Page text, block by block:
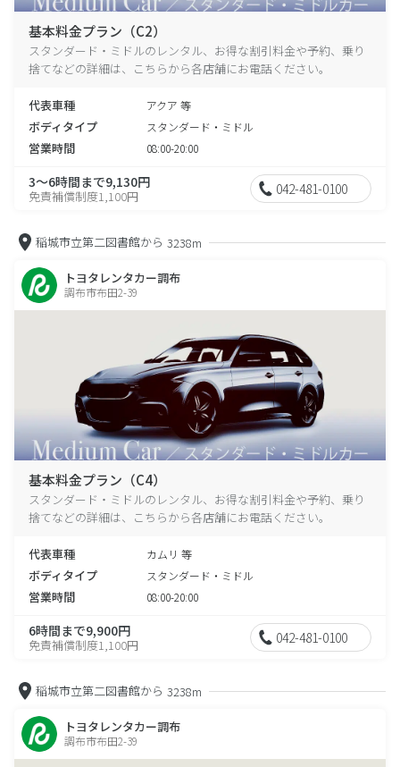
基本料金プラン（C2）
スタンダード・ミドルのレンタル、お得な割引料金や予約、乗り
捨てなどの詳細は、こちらから各店舗にお電話ください。
代表車種 アクア 等
ボディタイプ スタンダード・ミドル
営業時間 08:00-20:00
3～6時間まで9,130円
免責補償制度1,100円 042-481-0100
稲城市立第二図書館から 3238m
トヨタレンタカー調布
調布市布田2-39
基本料金プラン（C4）
スタンダード・ミドルのレンタル、お得な割引料金や予約、乗り
捨てなどの詳細は、こちらから各店舗にお電話ください。
代表車種 カムリ 等
ボディタイプ スタンダード・ミドル
営業時間 08:00-20:00
6時間まで9,900円
免責補償制度1,100円 042-481-0100
稲城市立第二図書館から 3238m
トヨタレンタカー調布
調布市布田2-39